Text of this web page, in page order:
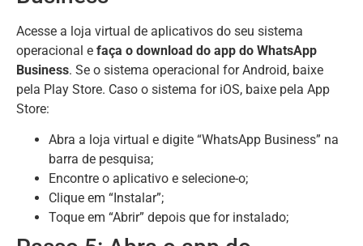
Acesse a loja virtual de aplicativos do seu sistema
operacional e faça o download do app do WhatsApp
Business. Se o sistema operacional for Android, baixe
pela Play Store. Caso o sistema for iOS, baixe pela App
Store:
Abra a loja virtual e digite “WhatsApp Business” na
barra de pesquisa;
Encontre o aplicativo e selecione-o;
Clique em “Instalar”;
Toque em “Abrir” depois que for instalado;